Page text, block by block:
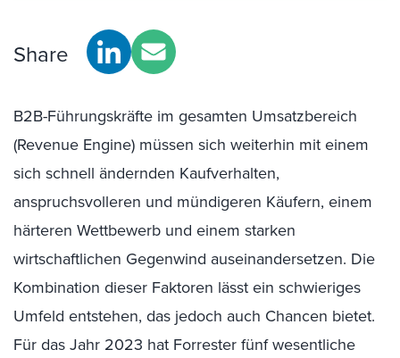
Share
B2B-Führungskräfte im gesamten Umsatzbereich
(Revenue Engine) müssen sich weiterhin mit einem
sich schnell ändernden Kaufverhalten,
anspruchsvolleren und mündigeren Käufern, einem
härteren Wettbewerb und einem starken
wirtschaftlichen Gegenwind auseinandersetzen. Die
Kombination dieser Faktoren lässt ein schwieriges
Umfeld entstehen, das jedoch auch Chancen bietet.
Für das Jahr 2023 hat Forrester fünf wesentliche